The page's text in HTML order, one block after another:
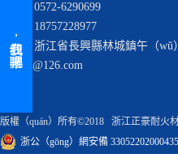
座機：0572-6290699
手機：18757228977
地址：浙江省長興縣林城鎮午（
cnzhnh@126.com
版權（quán）所有©2018 浙江正豪耐火
浙公（gōng）網安備